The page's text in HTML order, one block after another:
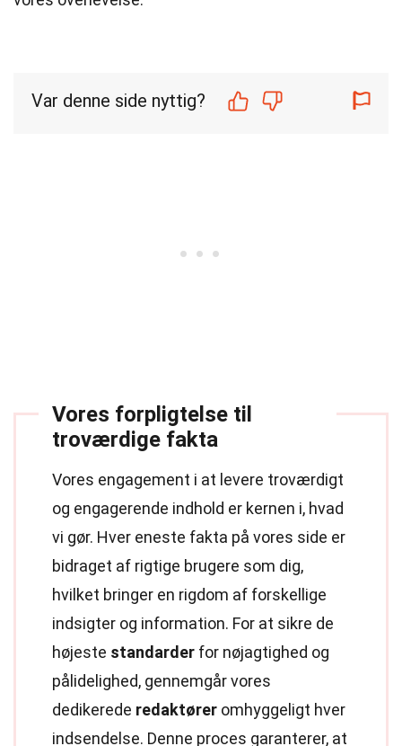
Var denne side nyttig?
Vores forpligtelse til
troværdige fakta
Vores engagement i at levere troværdigt
og engagerende indhold er kernen i, hvad
vi gør. Hver eneste fakta på vores side er
bidraget af rigtige brugere som dig,
hvilket bringer en rigdom af forskellige
indsigter og information. For at sikre de
højeste standarder for nøjagtighed og
pålidelighed, gennemgår vores
dedikerede redaktører omhyggeligt hver
indsendelse. Denne proces garanterer, at